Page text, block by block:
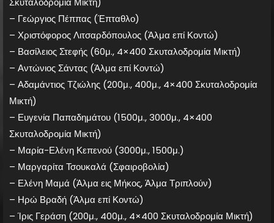
– Γεώργιος Πέππας (Έπταθλο)
– Χριστόφορος Λιτσαρδόπουλος (Άλμα επί Κοντώ)
– Βασίλειος Στεφής (60μ., 4×400 Σκυταλοδρομία Μικτή)
– Αντώνιος Σάντας (Άλμα επί Κοντώ)
– Αδαμάντιος Τζιώλης (200μ., 400μ., 4×400 Σκυταλοδρομία
Μικτή)
– Ευγενία Παπαδημάτου (1500μ., 3000μ., 4×400
Σκυταλοδρομία Μικτή)
– Μαρία-Ελένη Κεπενού (3000μ., 1500μ.)
– Μαργαρίτα Τσουκαλά (Σφαιροβολία)
– Ελένη Μαμά (Άλμα εις Μήκος, Άλμα Τριπλούν)
– Ηρώ Βραδή (Άλμα επί Κοντώ)
– Ίρις Γεράση (200μ., 400μ., 4×400 Σκυταλοδρομία Μικτή)